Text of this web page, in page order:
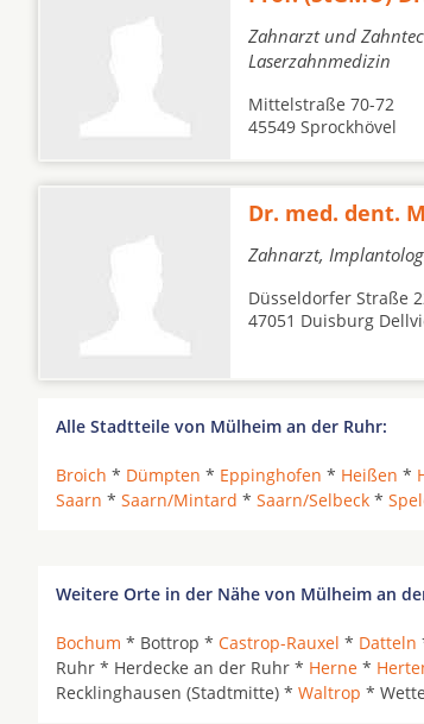
Zahnarzt und
Laserzahnmedizin
Mittelstraße 70-72
45549 Sprockhövel
Dr. med. dent.
Zahnarzt,
Düsseldorfer Straße
47051 Duisburg
Alle Stadtteile von Mülheim an der Ruhr:
Broich * Dümpten * Eppinghofen * Heißen *
Saarn * Saarn/Mintard * Saarn/Selbeck *
Weitere Orte in der Nähe von Mülheim an
Bochum * Bottrop * Castrop-Rauxel * Datteln
Ruhr * Herdecke an der Ruhr * Herne *
Recklinghausen (Stadtmitte) * Waltrop *